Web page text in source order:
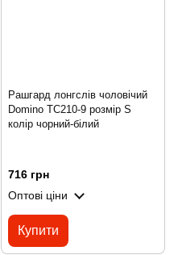
Рашгард лонгслів чоловічий
Domino TC210-9 розмір S
колір чорний-білий
716 грн
Оптові ціни
Купити